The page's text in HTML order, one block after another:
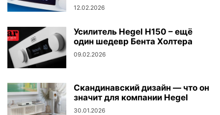
12.02.2026
Усилитель Hegel H150 – ещё
один шедевр Бента Холтера
09.02.2026
Скандинавский дизайн — что он
значит для компании Hegel
30.01.2026